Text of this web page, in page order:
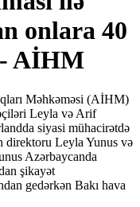
onlara 40
AİHM
Məhkəməsi (AİHM)
Leyla və Arif
siyasi mühacirətdə
direktoru Leyla Yunus və
Azərbaycanda
şikayət
gedərkən Bakı hava